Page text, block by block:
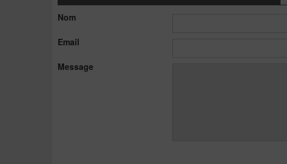
Nom
Email
Message